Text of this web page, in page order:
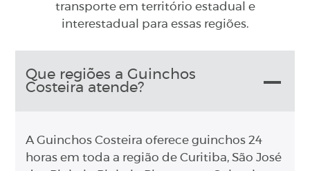
transporte em território estadual e
interestadual para essas regiões.
Que regiões a Guinchos
Costeira atende?
A Guinchos Costeira oferece guinchos 24
horas em toda a região de Curitiba, São José